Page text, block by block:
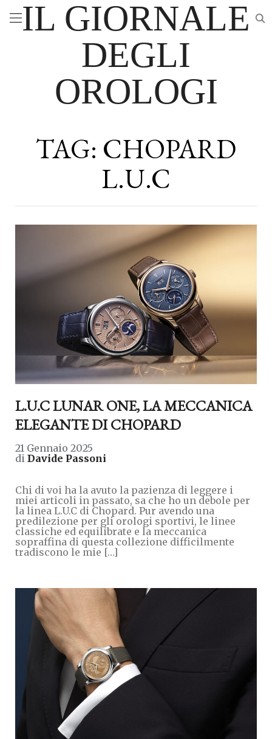
IL GIORNALE
DEGLI
OROLOGI
TAG: CHOPARD
L.U.C
L.U.C LUNAR ONE, LA MECCANICA
ELEGANTE DI CHOPARD
21 Gennaio 2025
di Davide Passoni
Chi di voi ha la avuto la pazienza di leggere i
miei articoli in passato, sa che ho un debole per
la linea L.U.C di Chopard. Pur avendo una
predilezione per gli orologi sportivi, le linee
classiche ed equilibrate e la meccanica
sopraffina di questa collezione difficilmente
tradiscono le mie […]